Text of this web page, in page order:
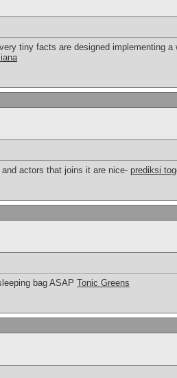
tiny facts are designed implementing
actors that joins it are nice- prediksi
bag ASAP Tonic Greens